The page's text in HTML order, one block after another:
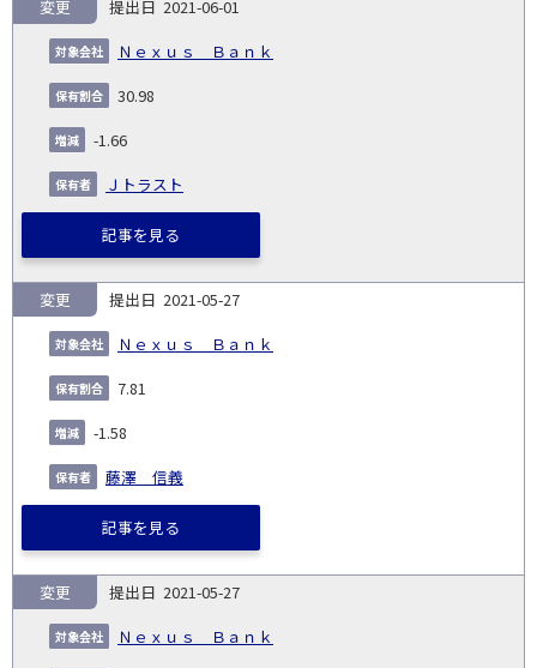
2021-06-01
Ｎｅｘｕｓ Ｂａｎｋ
変更
30.98
-1.66
Ｊトラスト
記事を見る
2021-05-27
Ｎｅｘｕｓ Ｂａｎｋ
変更
7.81
-1.58
藤澤 信義
記事を見る
2021-05-27
Ｎｅｘｕｓ Ｂａｎｋ
変更